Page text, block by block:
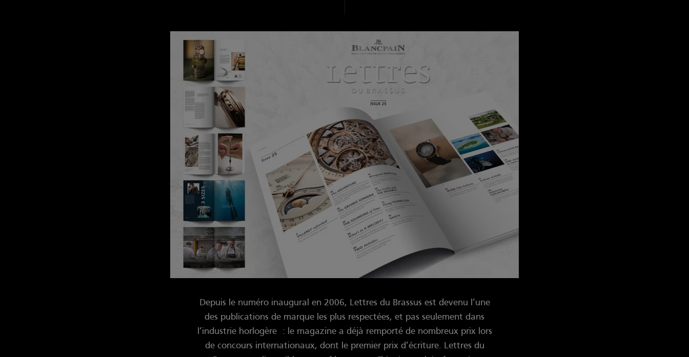
Depuis le numéro inaugural en 2006, Lettres du Brassus est devenu l’une
des publications de marque les plus respectées, et pas seulement dans
l’industrie horlogère : le magazine a déjà remporté de nombreux prix lors
de concours internationaux, dont le premier prix d’écriture. Lettres du